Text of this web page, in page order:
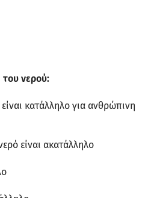
του νερού:
κατάλληλο για ανθρώπινη
είναι ακατάλληλο